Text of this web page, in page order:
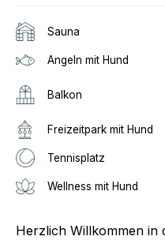
Sauna
Angeln mit Hund
Balkon
Freizeitpark mit Hund
Tennisplatz
Wellness mit Hund
Herzlich Willkommen in